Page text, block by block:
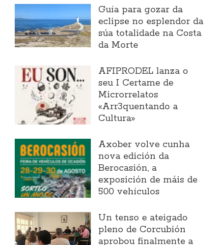
Guía para gozar da
eclipse no esplendor da
súa totalidade na Costa
da Morte
AFIPRODEL lanza o
seu I Certame de
Microrrelatos
«Arr3quentando a
Cultura»
Axober volve cunha
nova edición da
Berocasión, a
exposición de máis de
500 vehículos
Un tenso e ateigado
pleno de Corcubión
aprobou finalmente a